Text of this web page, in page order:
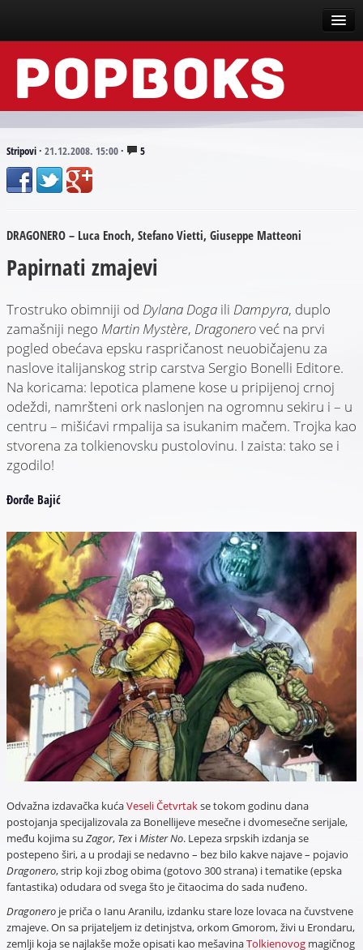
Vesti
Događaji
Tekstovi
Scena
Arhive
Stripovi· 21.12.2008. 15:00· 5
DRAGONERO – Luca Enoch, Stefano Vietti, Giuseppe Matteoni
Papirnati zmajevi
Trostruko obimniji od Dylana Doga ili Dampyra, duplo
zamašniji nego Martin Mystère, Dragoneroveć na prvi
pogled obećava epsku raspričanost neuobičajenu za
naslove italijanskog strip carstva Sergio Bonelli Editore.
Na koricama: lepotica plamene kose u pripijenoj crnoj
odeždi, namršteni ork naslonjen na ogromnu sekiru i – u
centru – mišićavi rmpalija sa isukanim mačem. Trojka kao
stvorena za tolkienovsku pustolovinu. I zaista: tako se i
zgodilo!
Đorđe Bajić
Odvažna izdavačka kućaVeseli Četvrtakse tokom godinu dana
postojanja specijalizovala za Bonellijeve mesečne i dvomesečne serijale,
među kojima su Zagor,TexiMister No. Lepeza srpskih izdanja se
postepeno širi, a u prodaji se nedavno – bez bilo kakve najave – pojavio
Dragonero, strip koji zbog obima (gotovo 300 strana) i tematike (epska
fantastika) odudara od svega što je čitaocima do sada nuđeno.
Dragoneroje priča o Ianu Aranilu, izdanku stare loze lovaca na čuvstvene
zmajeve. On sa prijateljem iz detinjstva, orkom Gmorom, živi u Erondaru,
zemlji koja se najlakše može opisati kao mešavinaTolkienovogmagičnog